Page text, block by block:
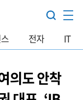
전자 IT
의도 안착